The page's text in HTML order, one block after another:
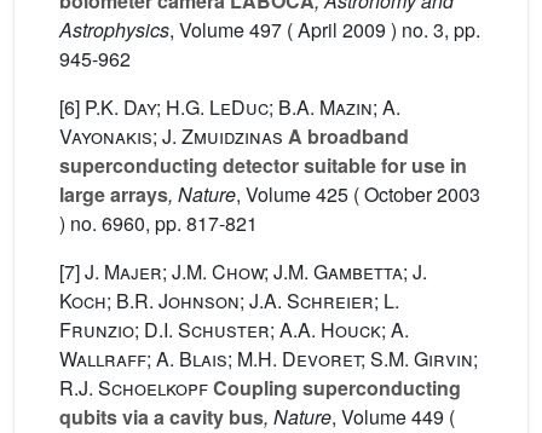
Astrophysics, Volume 497 ( April 2009 ) no. 3, pp.
945-962
[6] P.K. Day; H.G. LeDuc; B.A. Mazin; A.
Vayonakis; J. Zmuidzinas A broadband
superconducting detector suitable for use in
large arrays, Nature, Volume 425 ( October 2003
) no. 6960, pp. 817-821
[7]J. Majer; J.M. Chow; J.M. Gambetta; J.
Koch; B.R. Johnson; J.A. Schreier; L.
Frunzio; D.I. Schuster; A.A. Houck; A.
Wallraff; A. Blais; M.H. Devoret; S.M. Girvin;
R.J. SchoelkopfCoupling superconducting
qubits via a cavity bus, Nature, Volume 449 (